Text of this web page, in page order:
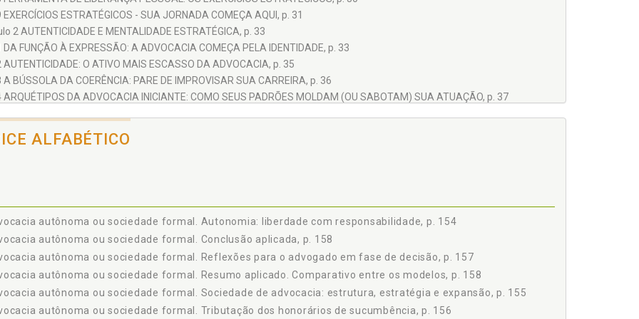
EXERCÍCIOS ESTRATÉGICOS - SUA JORNADA COMEÇA AQUI, p. 31
2 AUTENTICIDADE E MENTALIDADE ESTRATÉGICA, p. 33
DA FUNÇÃO À EXPRESSÃO: A ADVOCACIA COMEÇA PELA IDENTIDADE, p. 33
AUTENTICIDADE: O ATIVO MAIS ESCASSO DA ADVOCACIA, p. 35
A BÚSSOLA DA COERÊNCIA: PARE DE IMPROVISAR SUA CARREIRA, p. 36
ARQUÉTIPOS DA ADVOCACIA INICIANTE: COMO SEUS PADRÕES MOLDAM (OU SABOTAM) SUA ATUAÇÃO, p. 37
2.5.1 O Técnico Inseguro, p. 39
2.5.2 O Executor Desorganizado, p. 39
3 DECISÕES QUE MOLDAM RESULTADOS, p. 43
DECISÕES ESTRATÉGICAS NA ADVOCACIA: SUAS ESCOLHAS DEFINEM SEUS RESULTADOS, p. 43
3.1.1 Exercício Estratégico - Como Você Decide Hoje?, p. 44
A ADVOCACIA EXIGE DIREÇÃO, NÃO MANUAL DE INSTRUÇÕES, p. 45
PERFIL DECISIONAL: POR QUE VALE MAIS QUE SEU DIPLOMA, p. 45
DECISÕES MOLDAM RESULTADOS: OS TRÊS PILARES DO PROTAGONISMO NA ADVOCACIA, p. 46
ALFABÉTICO
autônoma ou sociedade formal. Autonomia: liberdade com responsabilidade, p. 154
autônoma ou sociedade formal. Conclusão aplicada, p. 158
autônoma ou sociedade formal. Reflexões para o advogado em fase de decisão, p. 157
autônoma ou sociedade formal. Resumo aplicado. Comparativo entre os modelos, p. 158
autônoma ou sociedade formal. Sociedade de advocacia: estrutura, estratégia e expansão, p. 155
autônoma ou sociedade formal. Tributação dos honorários de sucumbência, p. 156